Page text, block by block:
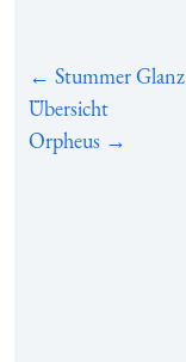
← Stummer Glanz
Übersicht
Orpheus →